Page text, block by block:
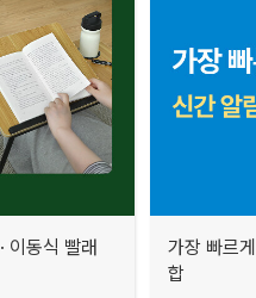
이동식 빨래
가장 빠르
합